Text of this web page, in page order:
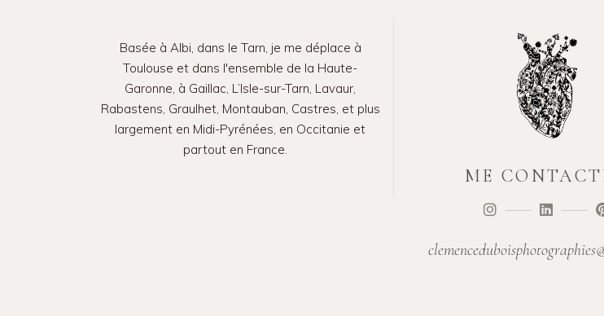
Basée à Albi, dans le Tarn, je me déplace à
Toulouse et dans l'ensemble de la Haute-
Garonne, à Gaillac, L’Isle-sur-Tarn, Lavaur,
Rabastens, Graulhet, Montauban, Castres, et plus
largement en Midi-Pyrénées, en Occitanie et
partout en France.
ME